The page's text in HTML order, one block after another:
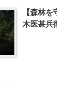
【森林
木医甚兵